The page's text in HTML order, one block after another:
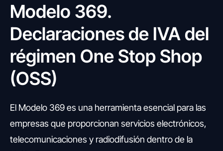
Modelo 369.
Declaraciones de IVA del
régimen One Stop Shop
(OSS)
El Modelo 369 es una herramienta esencial para las
empresas que proporcionan servicios electrónicos,
telecomunicaciones y radiodifusión dentro de la